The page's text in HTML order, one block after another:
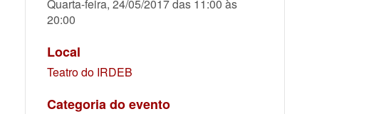
Quarta-feira, 24/05/2017 das 11:00 às
20:00
Local
Teatro do IRDEB
Categoria do evento